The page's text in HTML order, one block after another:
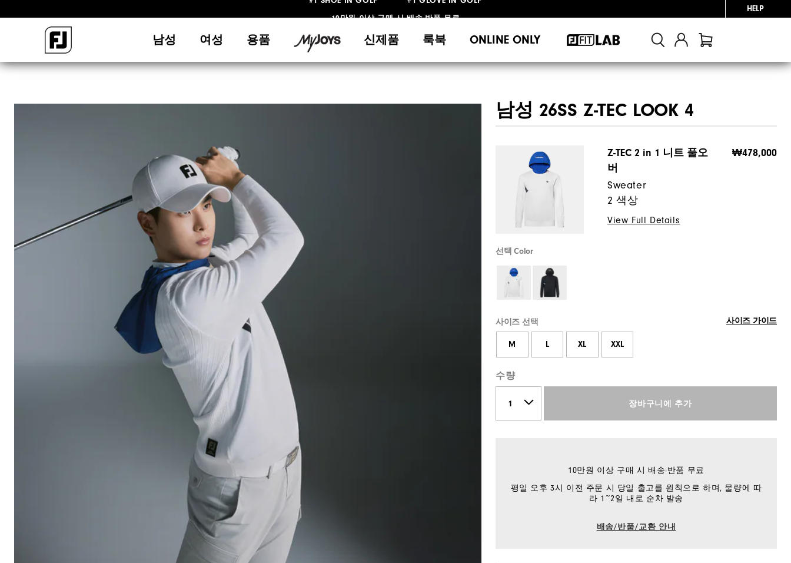
HELP
남성 여성 용품 신제품 룩북 ONLINE ONLY
남성 26SS Z-TEC LOOK 4
Z-TEC 2 in 1 니트 풀오
버
Sweater
2 색상
₩478,000
View Full Details
선택 Color
사이즈 선택 사이즈 가이드
M L XL XXL
수량
장바구니에 추가
10만원 이상 구매 시 배송·반품 무료
평일 오후 3시 이전 주문 시 당일 출고를 원칙으로 하며, 물량에 따
라 1~2일 내로 순차 발송
배송/반품/교환 안내